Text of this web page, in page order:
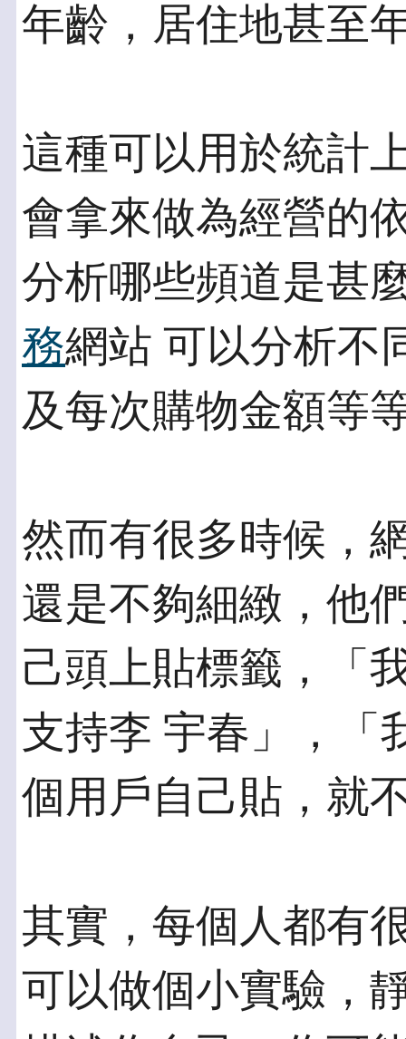
年齡，居住地甚至
這種可以用於統計
會拿來做為經營的
分析哪些頻道是甚
務網站 可以分析不
及每次購物金額等
然而有很多時候，
還是不夠細緻，他
己頭上貼標籤，「
支持李 宇春」，「
個用戶自己貼，就
其實，每個人都有
可以做個小實驗，